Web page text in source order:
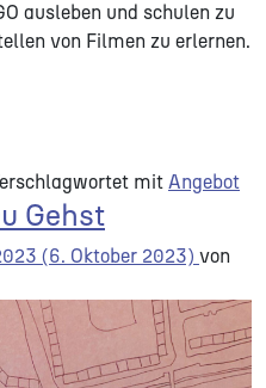
ausleben und schulen zu
von Filmen zu erlernen.
2017
mit Angebot
Gehst
(6. Oktober 2023) von